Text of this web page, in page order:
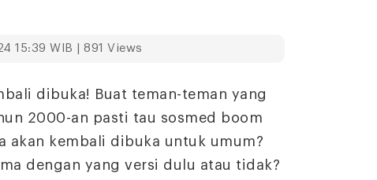
15:39 WIB | 891 Views
dibuka! Buat teman-teman yang
2000-an pasti tau sosmed boom
akan kembali dibuka untuk umum?
dengan yang versi dulu atau tidak?